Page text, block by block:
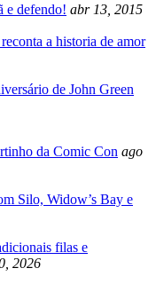
e defendo! abr 13, 2015
a historia de amor
de John Green
da Comic Con ago
Silo, Widow’s Bay e
filas e
2026